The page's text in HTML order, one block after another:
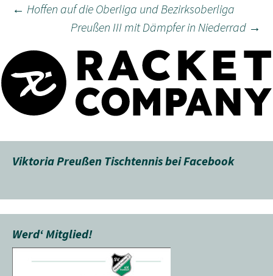
Beitragsnavigation
← Hoffen auf die Oberliga und Bezirksoberliga
Preußen III mit Dämpfer in Niederrad →
Viktoria Preußen Tischtennis bei Facebook
Werd‘ Mitglied!